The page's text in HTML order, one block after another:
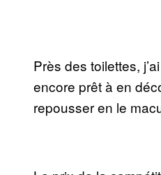
Près des toilettes,
encore prêt à en
repousser en le